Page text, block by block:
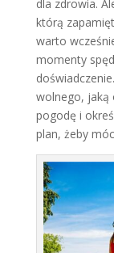
dla zdrowia.
którą
warto
momenty
wolnego, jaką
pogodę i
plan, żeby